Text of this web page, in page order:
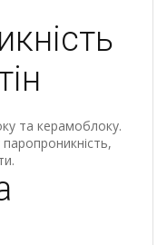
та керамоблоку.